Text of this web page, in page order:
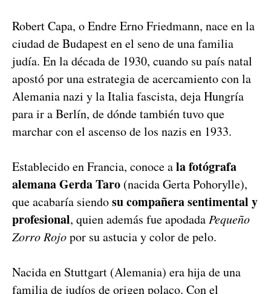
Robert Capa, o Endre Erno Friedmann, nace en la
ciudad de Budapest en el seno de una familia
judía. En la década de 1930, cuando su país natal
apostó por una estrategia de acercamiento con la
Alemania nazi y la Italia fascista, deja Hungría
para ir a Berlín, de dónde también tuvo que
marchar con el ascenso de los nazis en 1933.
Establecido en Francia, conoce ala fotógrafa
alemana Gerda Taro (nacida Gerta Pohorylle),
que acabaría siendosu compañera sentimental y
profesional, quien además fue apodada Pequeño
Zorro Rojopor su astucia y color de pelo.
Nacida en Stuttgart (Alemania) era hija de una
familia de judíos de origen polaco. Con el